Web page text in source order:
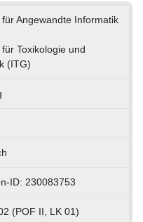
für Angewandte Informatik
Toxikologie und
(ITG)
ID: 230083753
(POF II, LK 01)